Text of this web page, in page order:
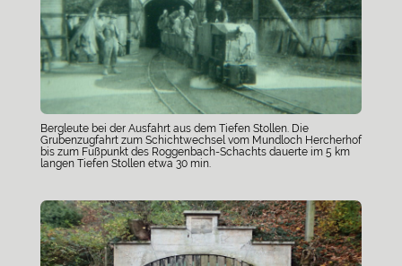
Bergleute bei der Ausfahrt aus dem Tiefen Stollen. Die
Grubenzugfahrt zum Schichtwechsel vom Mundloch Hercherhof
bis zum Fußpunkt des Roggenbach-Schachts dauerte im 5 km
langen Tiefen Stollen etwa 30 min.